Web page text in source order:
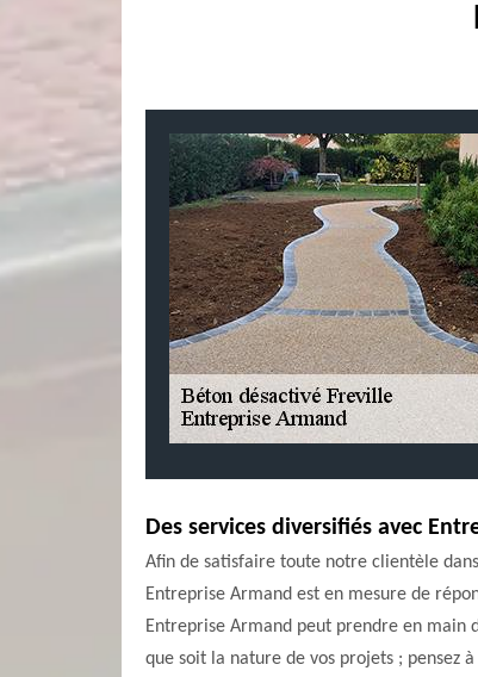
Des services diversifiés avec
Afin de satisfaire toute notre clientèle
Entreprise Armand est en mesure de
Entreprise Armand peut prendre en main
que soit la nature de vos projets ; pensez